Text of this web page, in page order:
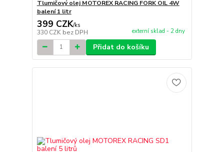
Tlumičový olej MOTOREX RACING FORK OIL 4W
balení 1 litr
399 CZK/ks
330 CZK bez DPH externí sklad - 2 dny
Přidat do košíku